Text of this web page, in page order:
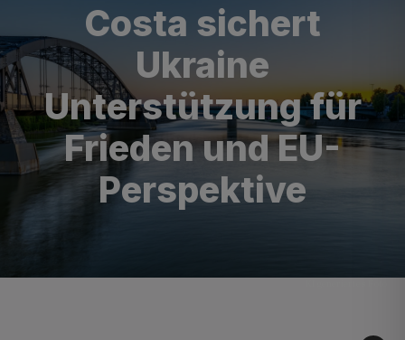
Costa sichert
Ukraine
Unterstützung für
Frieden und EU-
Perspektive